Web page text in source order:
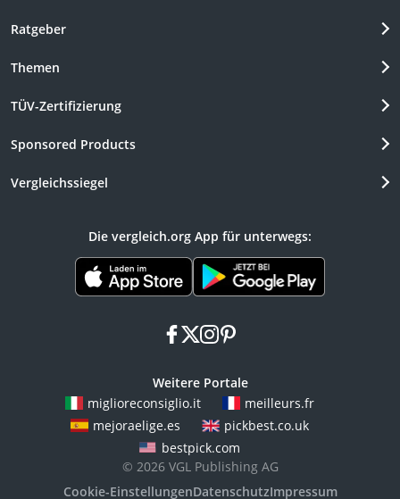
Ratgeber
Themen
TÜV-Zertifizierung
Sponsored Products
Vergleichssiegel
Die vergleich.org App für unterwegs:
facebook
x instagram
pinterest
Weitere Portale
miglioreconsiglio.it
meilleurs.fr
mejoraelige.es
pickbest.co.uk
bestpick.com
© 2026 VGL Publishing AG
Cookie-EinstellungenDatenschutzImpressum